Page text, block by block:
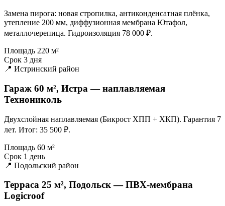
Замена пирога: новая стропилка, антиконденсатная плёнка,
утепление 200 мм, диффузионная мембрана Ютафол,
металлочерепица. Гидроизоляция 78 000 ₽.
Площадь 220 м²
Срок 3 дня
📍 Истринский район
Гараж 60 м², Истра — наплавляемая
Технониколь
Двухслойная наплавляемая (Бикрост ХПП + ХКП). Гарантия 7
лет. Итог: 35 500 ₽.
Площадь 60 м²
Срок 1 день
📍 Подольский район
Терраса 25 м², Подольск — ПВХ-мембрана
Logicroof